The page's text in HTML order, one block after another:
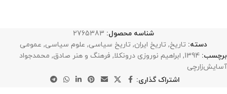
شناسه محصول: 2765383
دسته: تاریخ, تاریخ ایران, تاریخ سیاسی, علوم سیاسی, عمومی
برچسب: 1394
, ابراهیم نوروزی درونکلا, فرهنگ و هنر صادق, محمدجواد
آسایش‌زارچی
اشتراک گذاری: